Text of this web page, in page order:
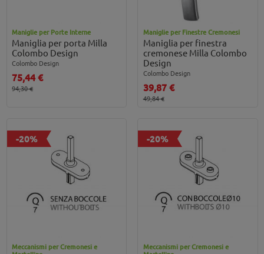
Maniglie per Porte Interne
Maniglia per porta Milla
Colombo Design
Colombo Design
75,44 €
94,30 €
Maniglie per Finestre Cremonesi
Maniglia per finestra
cremonese Milla Colombo
Design
Colombo Design
39,87 €
49,84 €
-20%
Meccanismi per Cremonesi e
-20%
Meccanismi per Cremonesi e